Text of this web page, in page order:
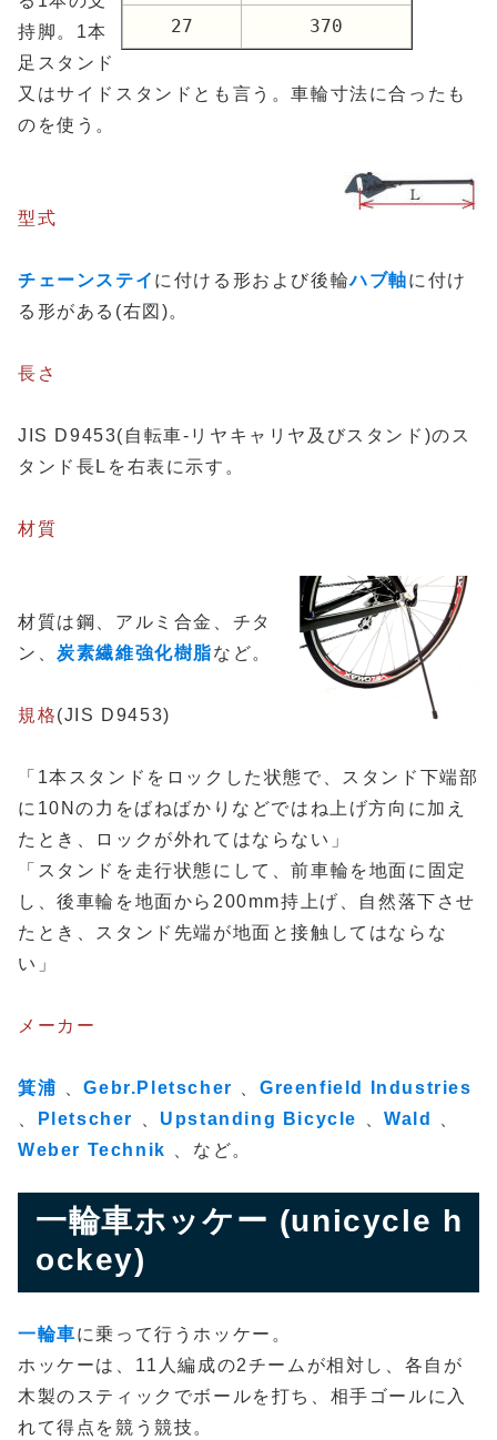
27 370
持脚。1本
足スタンド
又はサイドスタンドとも言う。車輪寸法に合ったも
のを使う。
型式
チェーンステイ に付ける形および後輪ハブ軸に付け
る形がある(右図)。
長さ
JIS D9453(自転車-リヤキャリヤ及びスタンド)のス
タンド長Lを右表に示す。
材質
材質は鋼、アルミ合金、チタ
ン、炭素繊維強化樹脂など。
規格(JIS D9453)
「1本スタンドをロックした状態で、スタンド下端部
に10Nの力をばねばかりなどではね上げ方向に加え
たとき、ロックが外れてはならない」
「スタンドを走行状態にして、前車輪を地面に固定
し、後車輪を地面から200mm持上げ、自然落下させ
たとき、スタンド先端が地面と接触してはならな
い」
メーカー
箕浦 、Gebr.Pletscher 、Greenfield Industries
Pletscher Upstanding Bicycle 、Wald
Weber Technik
、など。
一輪車ホッケー (unicycle h
ockey)
一輪車に乗って行うホッケー。
ホッケーは、11人編成の2チームが相対し、各自が
木製のスティックでボールを打ち、相手ゴールに入
れて得点を競う競技。